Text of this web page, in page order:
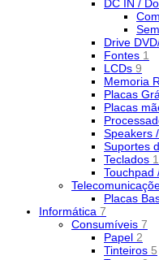
DC IN /
Drive
Fontes 1
LCDs 9
Memoria
Placas
Placas
Speakers
Suportes
Teclados 1
Touchpad
Placas
Informática 7
Consumíveis 7
Papel 2
Tinteiros 5